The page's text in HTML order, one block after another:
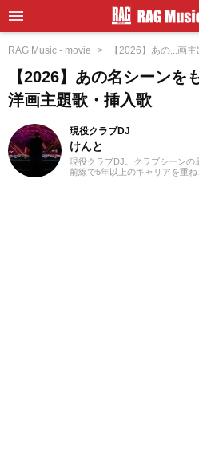
RAG Music - movie 【2026】あの...画
【2026】あの名シーン
洋画主題歌・挿入歌
現役クラブDJ
けんと
現役クラブDJ。クラブシーンの
前線で5年以上のキャリアを重ね